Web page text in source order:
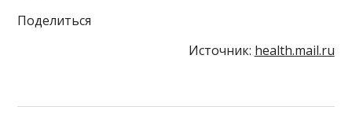
Поделиться
Источник: health.mail.ru